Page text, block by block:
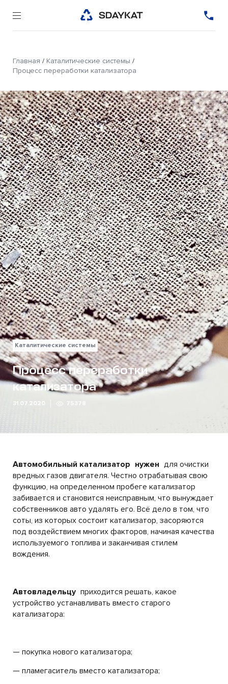
Главная / Каталитические системы /
Процесс переработки катализатора
Каталитические системы
Процесс переработки
катализатора
31.07.2020 75378
Автомобильный катализатор нужен для очистки
вредных газов двигателя. Честно отрабатывая свою
функцию, на определенном пробеге катализатор
забивается и становится неисправным, что вынуждает
собственников авто удалять его. Всё дело в том, что
соты, из которых состоит катализатор, засоряются
под воздействием многих факторов, начиная качества
используемого топлива и заканчивая стилем
вождения.
Автовладельцу приходится решать, какое
устройство устанавливать вместо старого
катализатора:
— покупка нового катализатора;
— пламегаситель вместо катализатора;